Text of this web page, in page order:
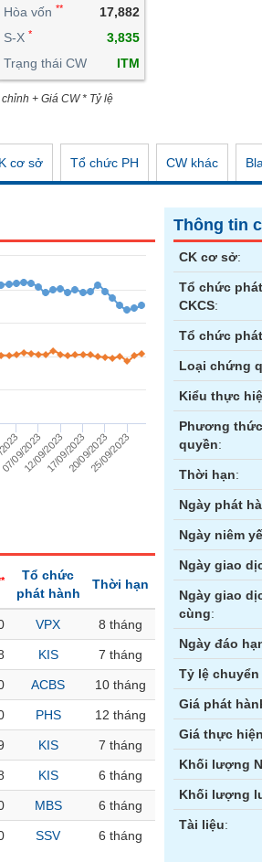
Hòa vốn **
17,882
S-X *
3,835
Trạng thái CW
ITM
+ Giá CW * Tỷ lệ
cơ sở Tổ chức PH CW khác
07/09/202312/09/202317/09/202320/09/202325/09/2023
Tổ chức
phát hành
Thời hạn
VPX 8 tháng
KIS 7 tháng
ACBS 10 tháng
PHS 12 tháng
KIS 7 tháng
KIS 6 tháng
MBS 6 tháng
SSV 6 tháng
Thông tin
CK cơ sở:
Tổ chức
CKCS:
Tổ chức
Loại chứng
Kiểu thực
Phương
quyền:
Thời hạn:
Ngày phát
Ngày niêm
Ngày giao
Ngày giao
cùng:
Ngày đáo
Tỷ lệ chuyển
Giá phát
Giá thực hiện
Khối lượng
Khối lượng
Tài liệu:
CÔNG CỤ ĐẦU TƯ
XUẤT DỮ LIỆU
TIN MỚI
lai Trái phiếu